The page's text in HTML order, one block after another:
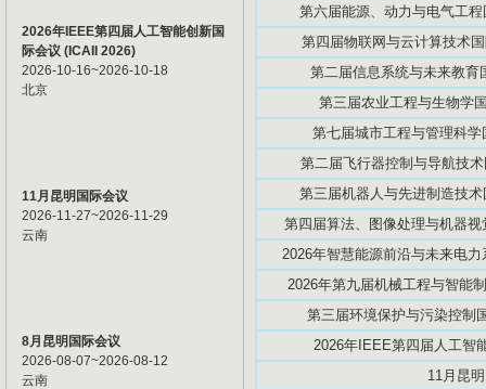
2026年IEEE第四届人工智能创新国
际会议 (ICAII 2026)
2026-10-16~2026-10-18
北京
11月昆明国际会议
2026-11-27~2026-11-29
云南
8月昆明国际会议
2026-08-07~2026-08-12
云南
第六届能源、动力与电气工
第四届物联网与云计算技术
第二届信息系统与未来教育
第三届农业工程与生物学
第七届城市工程与管理科
第二届飞行器控制与导航技
第三届机器人与先进制造技
第四届算法、图像处理与机器
2026年智慧能源前沿与未来电
2026年第九届机械工程与智能
第三届环境保护与污染控制
2026年IEEE第四届人工智
11月昆